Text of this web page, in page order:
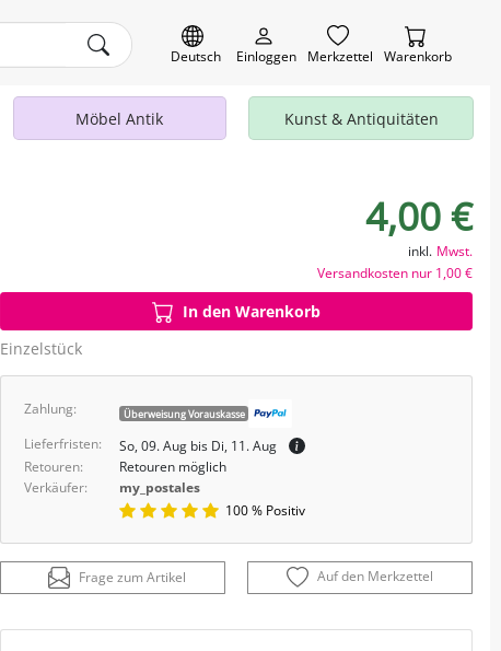
Deutsch Einloggen Merkzettel Warenkorb
Möbel Antik Kunst & Antiquitäten
4,00 €
inkl. Mwst.
Versandkosten nur 1,00 €
In den Warenkorb
Einzelstück
Zahlung: Überweisung Vorauskasse
Lieferfristen:
So, 09. Aug bis Di, 11. Aug
Retouren:
Retouren möglich
Verkäufer:
my_postales
100 % Positiv
Frage zum Artikel Auf den Merkzettel